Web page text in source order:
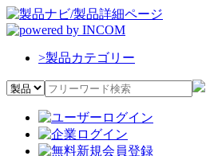
>製品カテゴリー